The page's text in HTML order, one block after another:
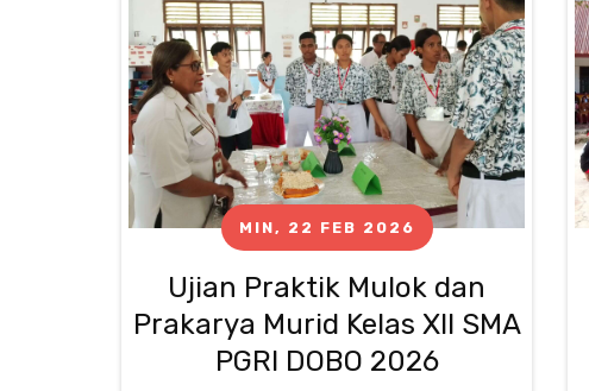
MIN, 22 FEB 2026
Ujian Praktik Mulok dan
Prakarya Murid Kelas XII SMA
PGRI DOBO 2026